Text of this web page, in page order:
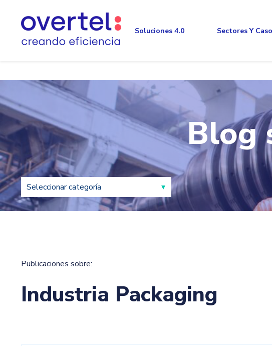
Soluciones 4.0 Sectores Y
Blog
Publicaciones sobre:
Industria Packaging